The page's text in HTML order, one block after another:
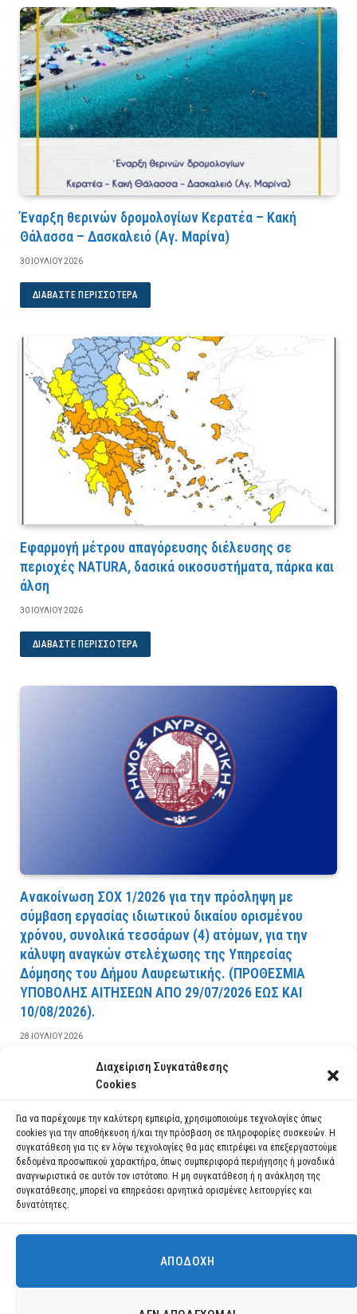
Διαχείριση Συγκατάθεσης
Cookies
Για να παρέχουμε την καλύτερη εμπειρία, χρησιμοποιούμε τεχνολογίες όπως
cookies για την αποθήκευση ή/και την πρόσβαση σε πληροφορίες συσκευών. Η
συγκατάθεση για τις εν λόγω τεχνολογίες θα μας επιτρέψει να επεξεργαστούμε
δεδομένα προσωπικού χαρακτήρα, όπως συμπεριφορά περιήγησης ή μοναδικά
αναγνωριστικά σε αυτόν τον ιστότοπο. Η μη συγκατάθεση ή η ανάκληση της
συγκατάθεσης, μπορεί να επηρεάσει αρνητικά ορισμένες λειτουργίες και
δυνατότητες.
ΑΠΟΔΟΧΉ
Έναρξη θερινών δρομολογίων Κερατέα – Κακή
Θάλασσα – Δασκαλειό (Αγ. Μαρίνα)
30 ΙΟΥΛΊΟΥ 2026
ΔΙΑΒΆΣΤΕ ΠΕΡΙΣΣΌΤΕΡΑ
Εφαρμογή μέτρου απαγόρευσης διέλευσης σε
περιοχές NATURA, δασικά οικοσυστήματα, πάρκα και
άλση
30 ΙΟΥΛΊΟΥ 2026
ΔΙΑΒΆΣΤΕ ΠΕΡΙΣΣΌΤΕΡΑ
Ανακοίνωση ΣΟΧ 1/2026 για την πρόσληψη με
σύμβαση εργασίας ιδιωτικού δικαίου ορισμένου
χρόνου, συνολικά τεσσάρων (4) ατόμων, για την
κάλυψη αναγκών στελέχωσης της Υπηρεσίας
Δόμησης του Δήμου Λαυρεωτικής. (ΠPOΘEΣMIA
YΠOBOΛHΣ AITHΣEΩN AΠO 29/07/2026 EΩΣ KAI
10/08/2026).
28 ΙΟΥΛΊΟΥ 2026
ΔΙΑΒΆΣΤΕ ΠΕΡΙΣΣΌΤΕΡΑ
Χρησιμοποιούμε cookies για να σας προσφέρουμε τη βέλτιστη εμπειρία
πλοήγησης στον ιστότοπό μας.